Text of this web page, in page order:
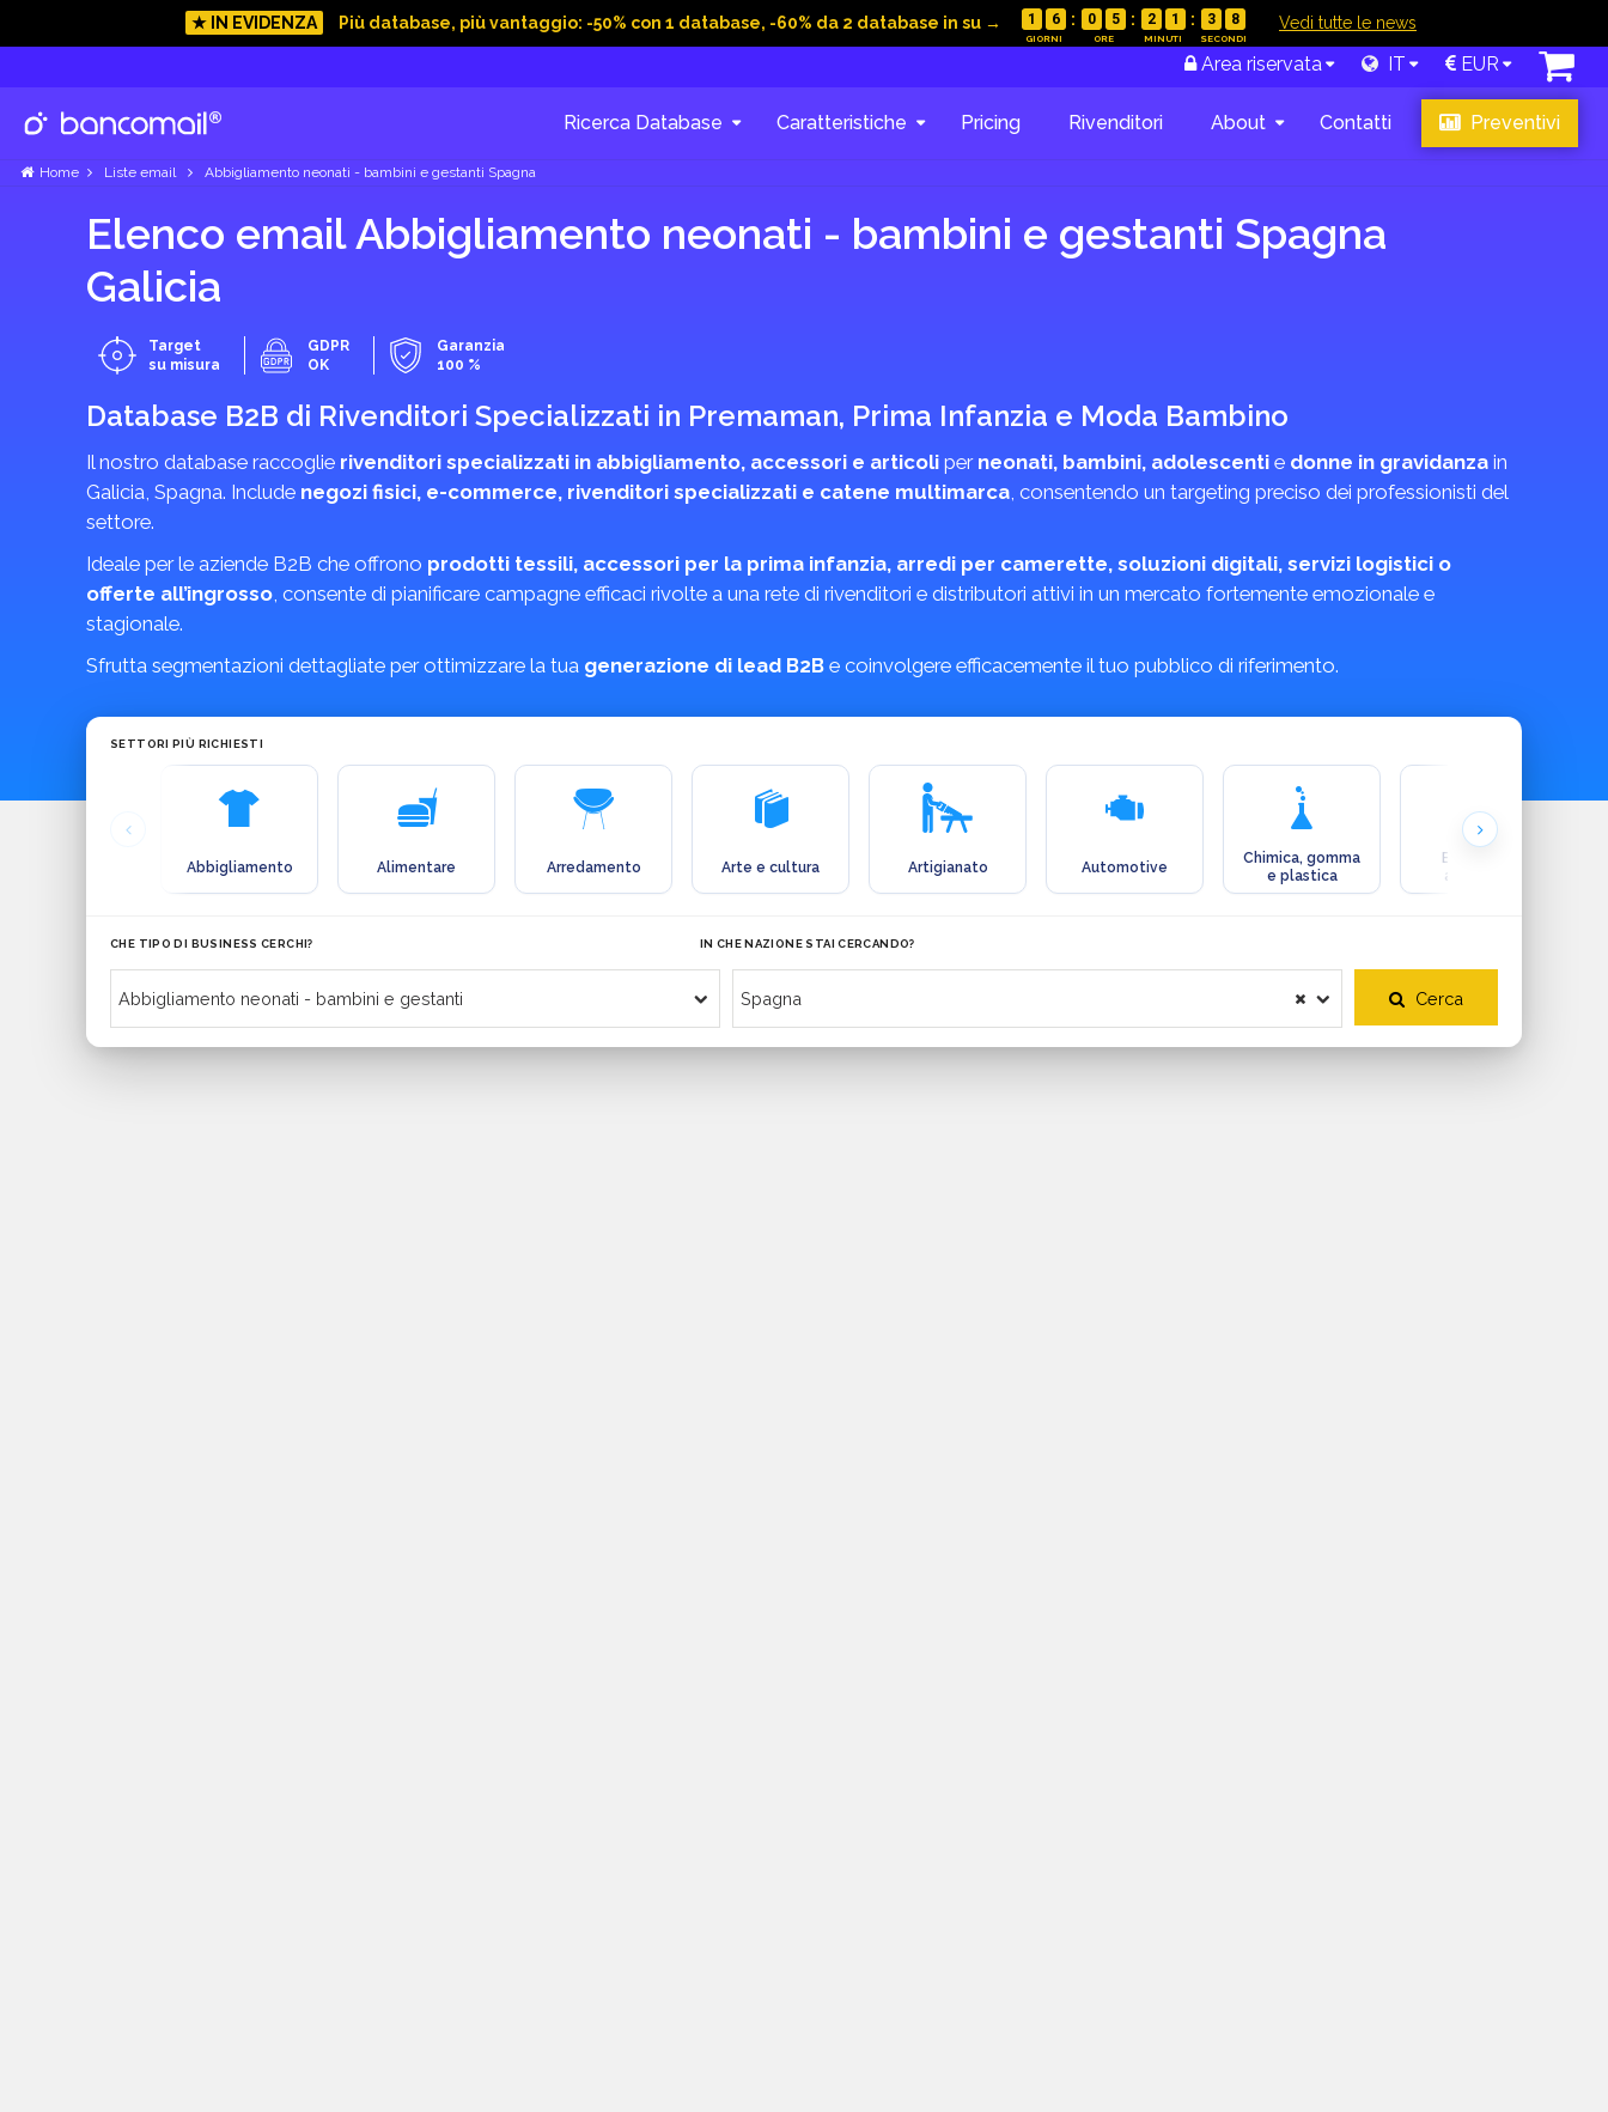
★ IN EVIDENZA Più database, più vantaggio: -50% con 1 database, -60% da 2 database in su → 1 6 0 5 2 1 3 7 Vedi tutte le news
Area riservata IT EUR
Ricerca Database Caratteristiche Pricing Rivenditori About Contatti Preventivi
Home Liste email Abbigliamento neonati - bambini e gestanti Spagna
Elenco email Abbigliamento neonati - bambini e gestanti Spagna
Galicia
Target
su misura
GDPR
OK
Garanzia
100 %
Database B2B di Rivenditori Specializzati in Premaman, Prima Infanzia e Moda Bambino
Il nostro database raccoglie rivenditori specializzati in abbigliamento, accessori e articoli per neonati, bambini, adolescenti e donne in gravidanza in
Galicia, Spagna. Include negozi fisici, e-commerce, rivenditori specializzati e catene multimarca, consentendo un targeting preciso dei professionisti del
settore.
Ideale per le aziende B2B che offrono prodotti tessili, accessori per la prima infanzia, arredi per camerette, soluzioni digitali, servizi logistici o
offerte all’ingrosso, consente di pianificare campagne efficaci rivolte a una rete di rivenditori e distributori attivi in un mercato fortemente emozionale e
stagionale.
Sfrutta segmentazioni dettagliate per ottimizzare la tua generazione di lead B2B e coinvolgere efficacemente il tuo pubblico di riferimento.
SETTORI PIÙ RICHIESTI
Abbigliamento Alimentare Arredamento Arte e cultura Artigianato Automotive
Chimica, gomma
e plastica
Ecologia e
ambiente
CHE TIPO DI BUSINESS CERCHI? IN CHE NAZIONE STAI CERCANDO?
Cerca